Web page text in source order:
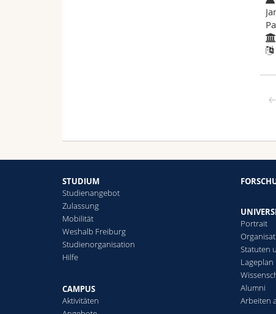
STUDIUM
Studienangebot
Zulassung
Mobilität
Weshalb Freiburg
Studienorganisation
Hilfe
CAMPUS
Aktivitäten
Portrait
Statuten
Lageplan
Alumni
Arbeiten